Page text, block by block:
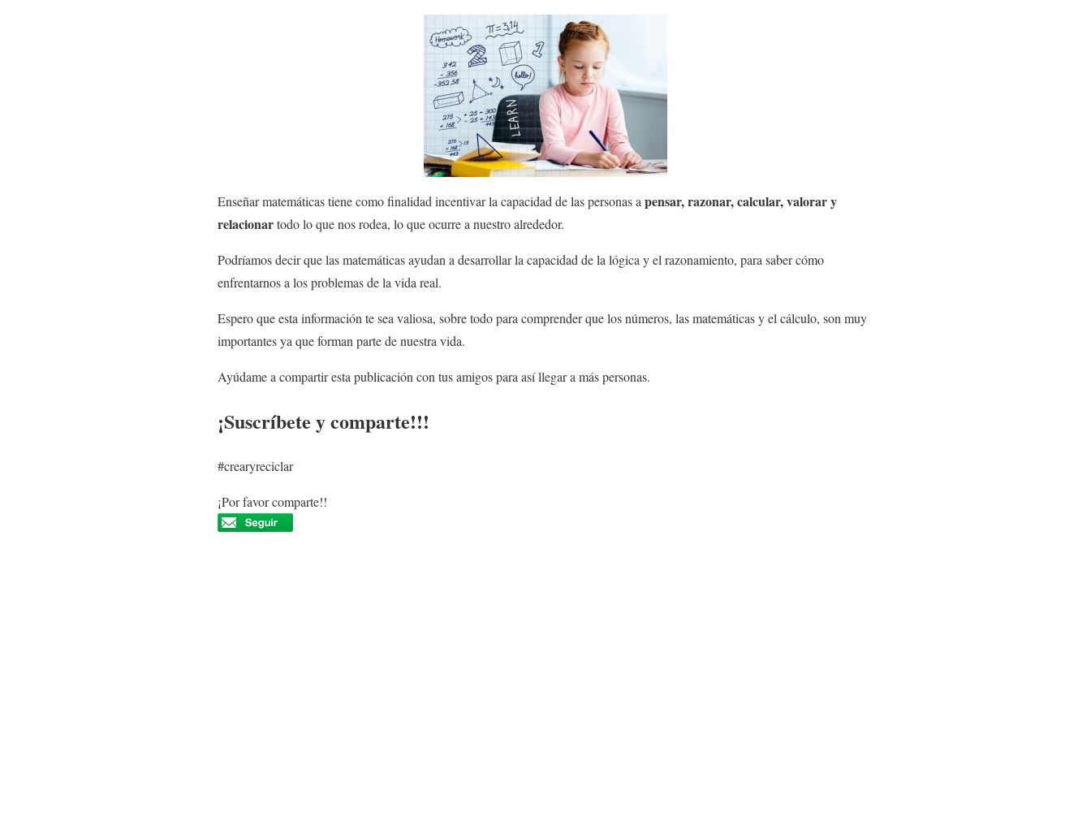
Enseñar matemáticas tiene como finalidad incentivar la capacidad de las personas apensar, razonar, calcular, valorar y
relacionartodo lo que nos rodea, lo que ocurre a nuestro alrededor.
Podríamos decir que las matemáticas ayudan a desarrollar la capacidad de la lógica y el razonamiento, para saber cómo
enfrentarnos a los problemas de la vida real.
Espero que esta información te sea valiosa, sobre todo para comprender que los números, las matemáticas y el cálculo, son muy
importantes ya que forman parte de nuestra vida.
Ayúdame a compartir esta publicación con tus amigos para así llegar a más personas.
¡Suscríbete y comparte!!!
#crearyreciclar
¡Por favor comparte!!